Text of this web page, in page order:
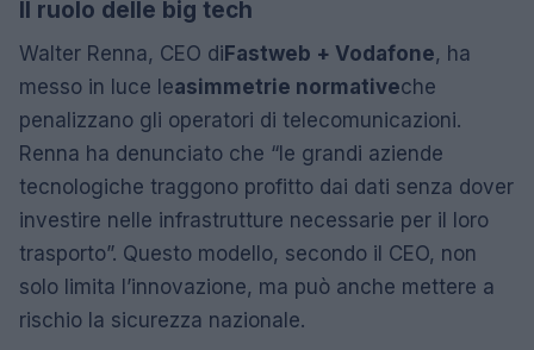
Il ruolo delle big tech
Walter Renna, CEO diFastweb + Vodafone, ha
messo in luce leasimmetrie normativeche
penalizzano gli operatori di telecomunicazioni.
Renna ha denunciato che “le grandi aziende
tecnologiche traggono profitto dai dati senza dover
investire nelle infrastrutture necessarie per il loro
trasporto”. Questo modello, secondo il CEO, non
solo limita l’innovazione, ma può anche mettere a
rischio la sicurezza nazionale.